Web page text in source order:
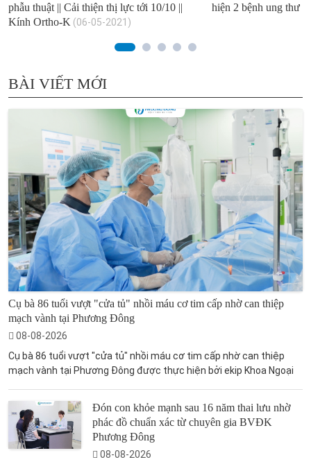
phẫu thuật || Cải thiện thị lực tới 10/10 ||
Kính Ortho-K (06-05-2021)
hiện 2 bệnh ung thư
BÀI VIẾT MỚI
Cụ bà 86 tuổi vượt "cửa tủ" nhồi máu cơ tim cấp nhờ can thiệp
mạch vành tại Phương Đông
08-08-2026
Cụ bà 86 tuổi vượt "cửa tủ" nhồi máu cơ tim cấp nhờ can thiệp
mạch vành tại Phương Đông được thực hiện bởi ekip Khoa Ngoại
Đón con khỏe mạnh sau 16 năm thai lưu nhờ
phác đồ chuẩn xác từ chuyên gia BVĐK
Phương Đông
08-08-2026